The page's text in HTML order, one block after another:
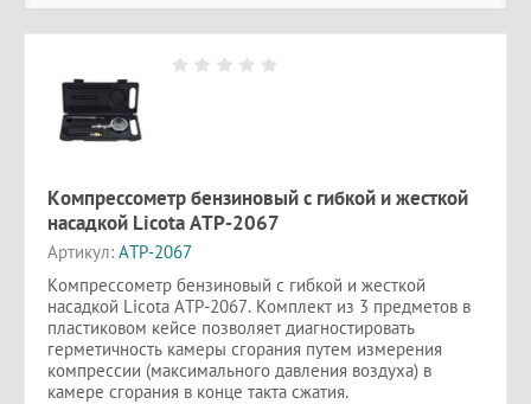
Компрессометр бензиновый с гибкой и жесткой
насадкой Licota ATP-2067
Артикул: ATP-2067
Компрессометр бензиновый с гибкой и жесткой
насадкой Licota ATP-2067. Комплект из 3 предметов в
пластиковом кейсе позволяет диагностировать
герметичность камеры сгорания путем измерения
компрессии (максимального давления воздуха) в
камере сгорания в конце такта сжатия.